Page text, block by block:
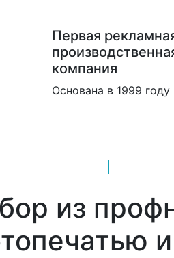
Первая
компания
Основана в 1999 году
из